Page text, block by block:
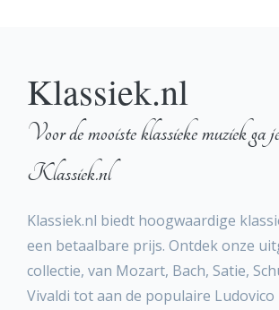
Klassiek.nl
Voor de mooiste klassieke muziek ga
Klassiek.nl
Klassiek.nl biedt hoogwaardige
een betaalbare prijs. Ontdek onze
collectie, van Mozart, Bach, Satie,
Vivaldi tot aan de populaire Ludovico